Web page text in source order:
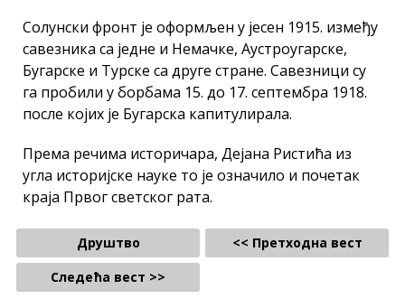
Солунски фронт је оформљен у јесен 1915. између
савезника са једне и Немачке, Аустроугарске,
Бугарске и Турске са друге стране. Савезници су
га пробили у борбама 15. до 17. септембра 1918.
после којих је Бугарска капитулирала.
Према речима историчара, Дејана Ристића из
угла историјске науке то је означило и почетак
краја Првог светског рата.
Друштво
<< Претходна вест
Следећа вест >>